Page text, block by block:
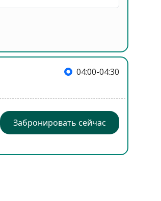
04:00-04:30
Забронировать сейчас